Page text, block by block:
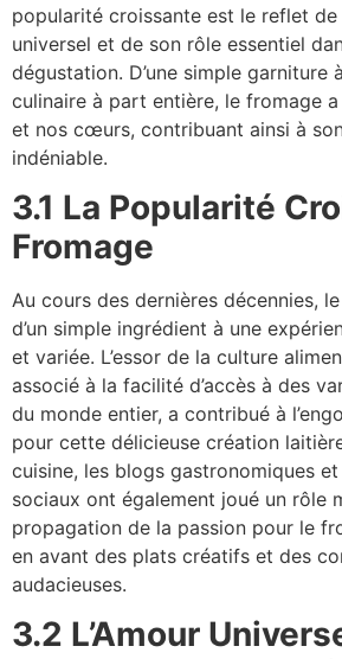
popularité croissante est le reflet
universel et de son rôle essentiel
dégustation. D’une simple garniture
culinaire à part entière, le fromage
et nos cœurs, contribuant ainsi à
indéniable.
3.1 La Popularité
Fromage
Au cours des dernières décennies,
d’un simple ingrédient à une
et variée. L’essor de la culture
associé à la facilité d’accès à des
du monde entier, a contribué à
pour cette délicieuse création
cuisine, les blogs gastronomiques et
sociaux ont également joué un rôle
propagation de la passion pour le
en avant des plats créatifs et des
audacieuses.
3.2 L’Amour